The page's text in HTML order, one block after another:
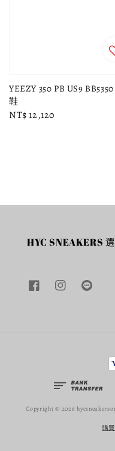
YEEZY 350 PB US9
鞋
Regular
NT$ 12,120
HYC SNEAKERS
Copyright © 2026
購